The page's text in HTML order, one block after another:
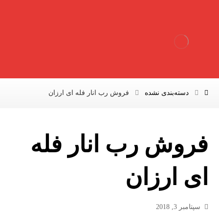
دسته‌بندی نشده فروش رب انار فله ای ارزان
فروش رب انار فله
ای ارزان
سپتامبر 3, 2018